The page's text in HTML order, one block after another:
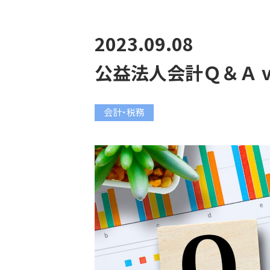
2023.09.08
公益法人会計Ｑ＆Ａ
会計・税務